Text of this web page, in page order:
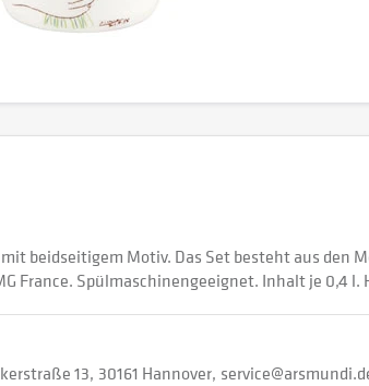
beidseitigem Motiv. Das Set besteht aus den
France. Spülmaschinengeeignet. Inhalt je 0,4 l.
13 30161 Hannover